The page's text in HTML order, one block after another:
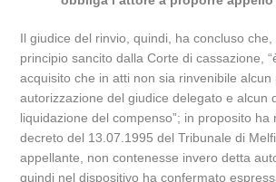
Il giudice del rinvio, quindi, ha concluso
principio sancito dalla Corte di cassazione,
acquisito che in atti non sia rinvenibile alcun
autorizzazione del giudice delegato e alcun
liquidazione del compenso”; in proposito ha
decreto del 13.07.1995 del Tribunale di
appellante, non contenesse invero detta
quindi nel dispositivo ha confermato